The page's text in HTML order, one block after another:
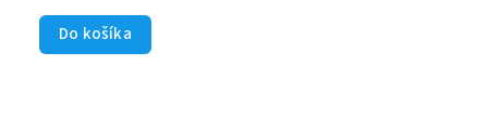
Do košíka